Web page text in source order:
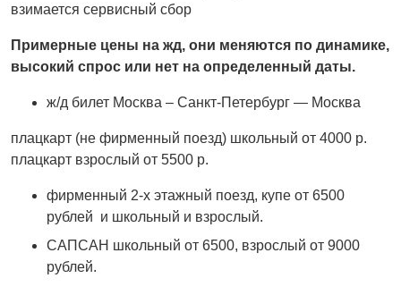
взимается сервисный сбор
Примерные цены на жд, они меняются по динамике,
высокий спрос или нет на определенный даты.
ж/д билет Москва – Санкт-Петербург — Москва
плацкарт (не фирменный поезд) школьный от 4000 р.
плацкарт взрослый от 5500 р.
фирменный 2-х этажный поезд, купе от 6500
рублей и школьный и взрослый.
САПСАН школьный от 6500, взрослый от 9000
рублей.